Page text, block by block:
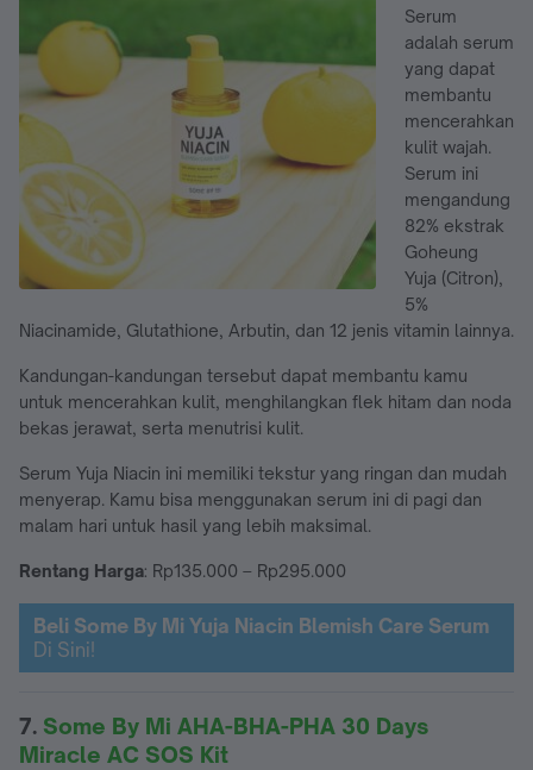
Serum
adalah serum
yang dapat
membantu
mencerahkan
kulit wajah.
Serum ini
mengandung
82% ekstrak
Goheung
Yuja (Citron),
5%
Niacinamide, Glutathione, Arbutin, dan 12 jenis vitamin lainnya.
Kandungan-kandungan tersebut dapat membantu kamu
untuk mencerahkan kulit, menghilangkan flek hitam dan noda
bekas jerawat, serta menutrisi kulit.
Serum Yuja Niacin ini memiliki tekstur yang ringan dan mudah
menyerap. Kamu bisa menggunakan serum ini di pagi dan
malam hari untuk hasil yang lebih maksimal.
Rentang Harga: Rp135.000 – Rp295.000
Beli Some By Mi Yuja Niacin Blemish Care Serum
Di Sini!
7. Some By Mi AHA-BHA-PHA 30 Days
Miracle AC SOS Kit